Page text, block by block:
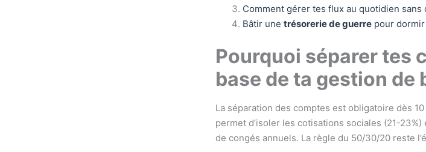
Comment gérer tes flux au quotidien sans
Bâtir une trésorerie de guerre pour
Pourquoi séparer tes
base de ta gestion de
La séparation des comptes est obligatoire dès
permet d’isoler les cotisations sociales (21-
de congés annuels. La règle du 50/30/20 reste